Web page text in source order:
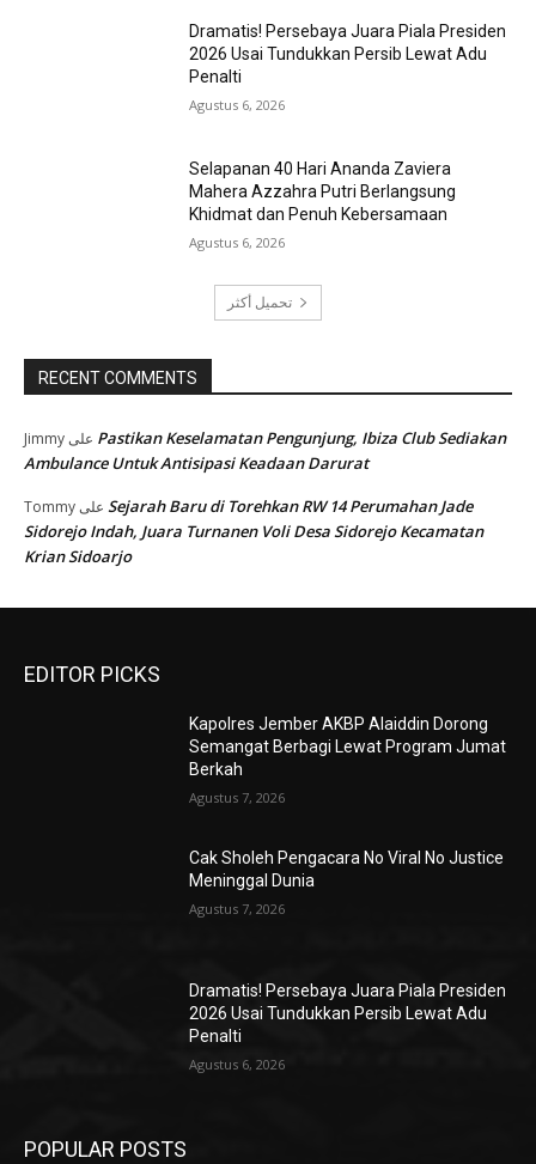
Dramatis! Persebaya Juara Piala Presiden
2026 Usai Tundukkan Persib Lewat Adu
Penalti
Agustus 6, 2026
Selapanan 40 Hari Ananda Zaviera
Mahera Azzahra Putri Berlangsung
Khidmat dan Penuh Kebersamaan
Agustus 6, 2026
تحميل أكثر
RECENT COMMENTS
Jimmy
Pastikan Keselamatan Pengunjung, Ibiza Club Sediakan
Ambulance Untuk Antisipasi Keadaan Darurat
Tommy
Sejarah Baru di Torehkan RW 14 Perumahan Jade
Sidorejo Indah, Juara Turnanen Voli Desa Sidorejo Kecamatan
Krian Sidoarjo
EDITOR PICKS
Kapolres Jember AKBP Alaiddin Dorong
Semangat Berbagi Lewat Program Jumat
Berkah
Agustus 7, 2026
Cak Sholeh Pengacara No Viral No Justice
Meninggal Dunia
Agustus 7, 2026
Dramatis! Persebaya Juara Piala Presiden
2026 Usai Tundukkan Persib Lewat Adu
Penalti
Agustus 6, 2026
POPULAR POSTS